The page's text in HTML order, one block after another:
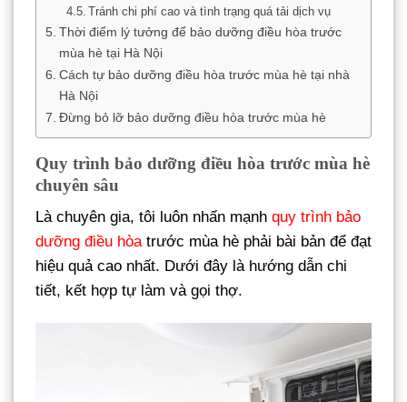
Tránh chi phí cao và tình trạng quá tải dịch vụ
Thời điểm lý tưởng để bảo dưỡng điều hòa trước
mùa hè tại Hà Nội
Cách tự bảo dưỡng điều hòa trước mùa hè tại nhà
Hà Nội
Đừng bỏ lỡ bảo dưỡng điều hòa trước mùa hè
Quy trình bảo dưỡng điều hòa trước mùa hè
chuyên sâu
Là chuyên gia, tôi luôn nhấn mạnh quy trình bảo
dưỡng điều hòatrước mùa hè phải bài bản để đạt
hiệu quả cao nhất. Dưới đây là hướng dẫn chi
tiết, kết hợp tự làm và gọi thợ.